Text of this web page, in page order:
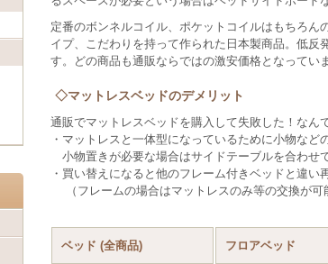
定番のボンネルコイル、ポケットコイルはもちろ
イプ、こだわりを持って作られた日本製商品。低
す。どの商品も通販ならではの激安価格となっていま
◇マットレスベッドのデメリット
通販でマットレスベッドを購入して失敗した！な
・マットレスと一体型になっているために小物など
小物置きが必要な場合はサイドテーブルを合わせ
・買い替えになると他のフレーム付きベッドと違
（フレームの場合はマットレスのみ等の交換が可
ベッド (全商品) フロアベッド